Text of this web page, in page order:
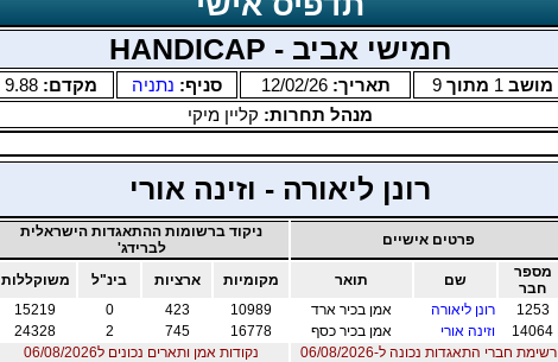
חמישי אביב - HANDICAP
מושב 1 מתוך 9 תאריך:12/02/26 סניף: נתניה מקדם: 9.88
מנהל תחרות: קליין מיקי
רונן ליאורה - וזינה אורי
פרטים אישיים
ניקוד ברשומות ההתאגדות הישראלית
לברידג'
מספר
חבר
שם תואר מקומיות ארציות בינ"ל
משוקללות
1253
רונן ליאורה אמן בכיר ארד 10989
423
0
15219
14064
וזינה אורי אמן בכיר כסף 16778
745
2
24328
רשימת חברי התאגדות נכונה ל-06/08/2026
נקודות אמן ותארים נכונים ל06/08/2026